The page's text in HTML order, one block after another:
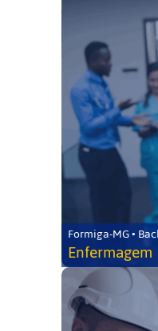
Formiga-MG •
Enfermagem